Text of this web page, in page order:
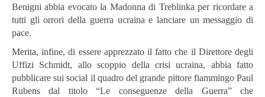
Benigni abbia evocato la Madonna di Treblinka per ricordare a
tutti gli orrori della guerra ucraina e lanciare un messaggio di
pace.
Merita, infine, di essere apprezzato il fatto che il Direttore degli
Uffizi Schmidt, allo scoppio della crisi ucraina, abbia fatto
pubblicare sui social il quadro del grande pittore fiammingo Paul
Rubens dal titolo “Le conseguenze della Guerra” che